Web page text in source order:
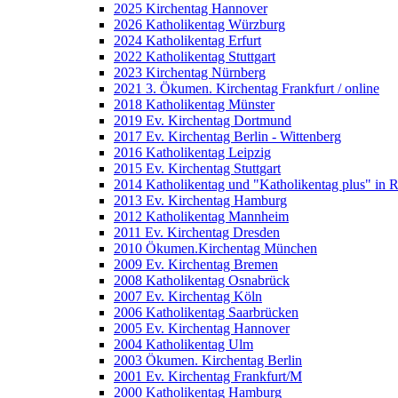
2025 Kirchentag Hannover
2026 Katholikentag Würzburg
2024 Katholikentag Erfurt
2022 Katholikentag Stuttgart
2023 Kirchentag Nürnberg
2021 3. Ökumen. Kirchentag Frankfurt / online
2018 Katholikentag Münster
2019 Ev. Kirchentag Dortmund
2017 Ev. Kirchentag Berlin - Wittenberg
2016 Katholikentag Leipzig
2015 Ev. Kirchentag Stuttgart
2014 Katholikentag und "Katholikentag plus" in
2013 Ev. Kirchentag Hamburg
2012 Katholikentag Mannheim
2011 Ev. Kirchentag Dresden
2010 Ökumen.Kirchentag München
2009 Ev. Kirchentag Bremen
2008 Katholikentag Osnabrück
2007 Ev. Kirchentag Köln
2006 Katholikentag Saarbrücken
2005 Ev. Kirchentag Hannover
2004 Katholikentag Ulm
2003 Ökumen. Kirchentag Berlin
2001 Ev. Kirchentag Frankfurt/M
2000 Katholikentag Hamburg